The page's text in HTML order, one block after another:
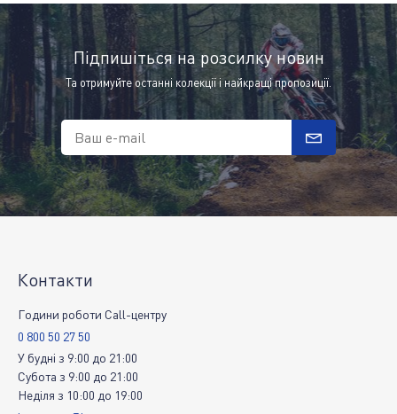
Підпишіться на розсилку новин
Та отримуйте останні колекції і найкращі пропозиції.
Ваш e-mail
Контакти
Години роботи Call-центру
0 800 50 27 50
У будні з 9:00 до 21:00
Субота з 9:00 до 21:00
Неділя з 10:00 до 19:00